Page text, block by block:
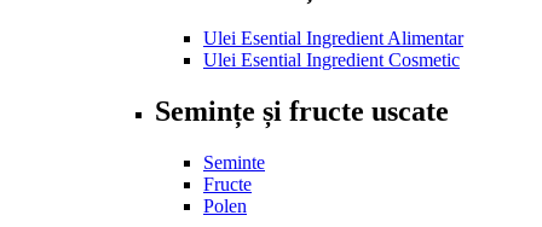
Ulei Esential Ingredient Alimentar
Ulei Esential Ingredient Cosmetic
Semințe și fructe uscate
Seminte
Fructe
Polen